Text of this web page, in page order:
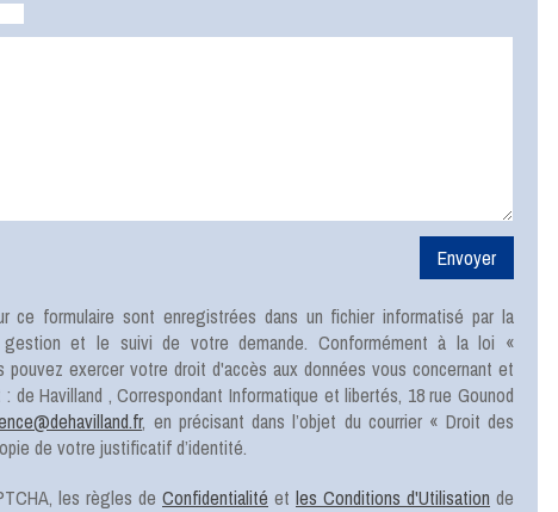
ce formulaire sont enregistrées dans un fichier informatisé par la
et le suivi de votre demande. Conformément à la loi «
pouvez exercer votre droit d'accès aux données vous concernant et
: de Havilland , Correspondant Informatique et libertés, 18 rue Gounod
, en précisant dans l’objet du courrier « Droit des
de votre justificatif d’identité.
les règles de Confidentialité et les Conditions d'Utilisation de